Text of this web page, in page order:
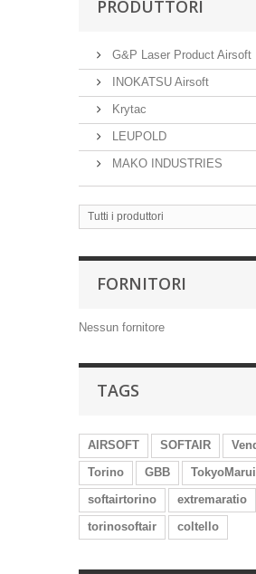
PRODUTTORI
G&P Laser Product Airsoft
INOKATSU Airsoft
Krytac
LEUPOLD
MAKO INDUSTRIES
Tutti i produttori
FORNITORI
Nessun fornitore
TAGS
AIRSOFT SOFTAIR
Torino
GBB
TokyoMarui
softairtorino
extremaratio
torinosoftair
coltello